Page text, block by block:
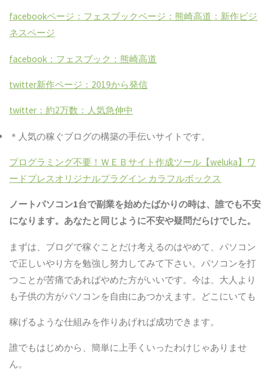
facebookページ：フェスブックページ：熊崎高道：新作ビジ
ネスページ
facebook：フェスブック：熊崎高道
twitter新作ページ：2019から発信
twitter：約2万数：人気急伸中
＊人気の稼ぐブログの構築の手伝いサイトです。
プログラミング不要！ＷＥＢサイト作成ツール【weluka】 ワ
ードプレスオリジナルプラグイン カラフルボックス
ノートパソコン1台で副業を始めたばかりの時は、誰でも不安
になります。あなたと同じように不安や疑問だらけでした。
まずは、ブログで稼ぐことだけ考えるのはやめて、パソコン
で正しいやり方を勉強し努力してみて下さい。パソコンを打
つことが苦痛であればやめた方がいいです。今は、大人より
も子供の方がパソコンを自由にあつかえます。どこにいても
稼げるような仕組みを作りあげれば成功できます。
誰でもはじめから、簡単に上手くいったわけじゃありませ
ん。